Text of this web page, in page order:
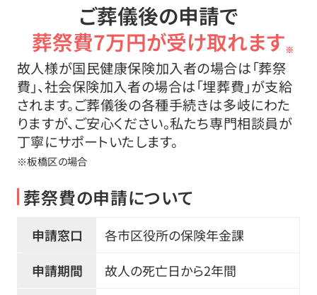
ご葬儀後の申請で
葬祭費7万円が受け取れます※
故人様が国民健康保険加入者の場合は「葬祭
費」、社会保険加入者の場合は「埋葬費」が支給
されます。ご葬儀後の各種手続きは多岐にわた
りますが、ご安心ください。私たち専門相談員が
丁寧にサポートいたします。
※板橋区の場合
葬祭費の申請について
申請窓口
各市区役所の保険年金課
申請期間
故人の死亡日から2年間